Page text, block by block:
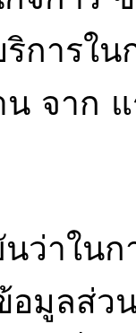
การใ
จาก
ว่าในก
อมูลส่ว